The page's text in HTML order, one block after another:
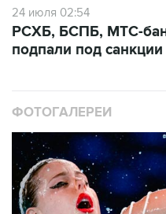
24 июля 02:54
РСХБ, БСПБ, МТС-
подпали под
ФОТОГАЛЕРЕИ